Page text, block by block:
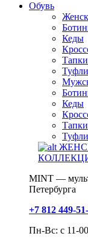
Обувь
Кеды
Тапки
Туфли
Кеды
Тапки
Туфли
MINT —
Петербурга
+7 812 449-
Пн-Вс: с 11-